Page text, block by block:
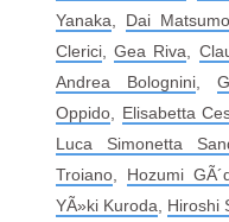
Yanaka
Dai
Clerici ,Gea Riva
Andrea Bolognini
Oppido
Elisabetta
Luca Simonetta
Troiano
Hozumi
YÃ»ki Kuroda
Hiroshi